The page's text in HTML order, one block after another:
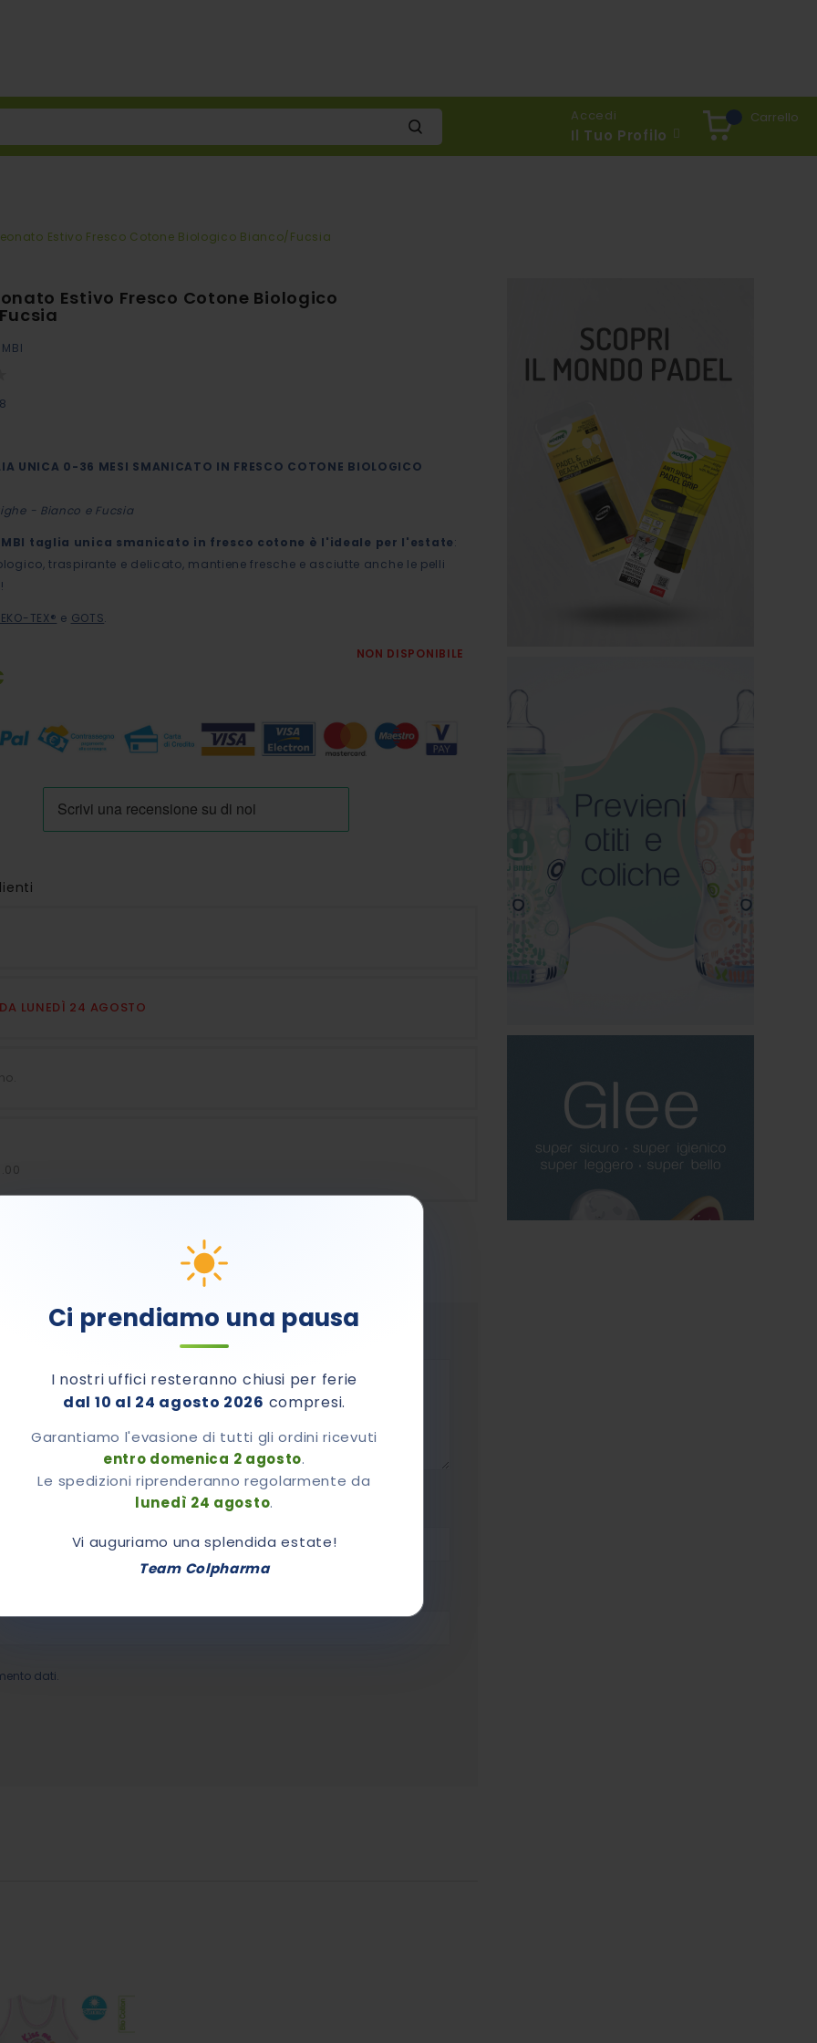
Ci prendiamo una pausa
I nostri uffici resteranno chiusi per ferie
dal 10 al 24 agosto 2026 compresi.
Garantiamo l'evasione di tutti gli ordini ricevuti
entro domenica 2 agosto.
Le spedizioni riprenderanno regolarmente da
lunedì 24 agosto.
Vi auguriamo una splendida estate!
Team Colpharma
Carrello
Accedi
Il Tuo Profilo
Estivo Fresco Cotone Biologico Bianco/fucsia
LUNEDÌ 24 AGOSTO
Estivo Fresco Cotone Biologico
UNICA 0-36 MESI SMANICATO IN FRESCO COTONE BIOLOGICO
- Bianco e Fucsia
taglia unica smanicato in fresco cotone è l'ideale per l'estate:
traspirante e delicato, mantiene fresche e asciutte anche le pelli
TEX® e GOTS.
NON DISPONIBILE
dati.
Informazioni Recensioni